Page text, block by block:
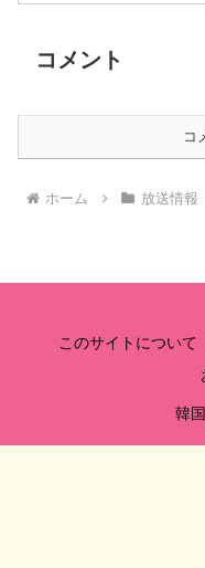
コメント
コ
ホーム 放送情報
このサイトについて
韓